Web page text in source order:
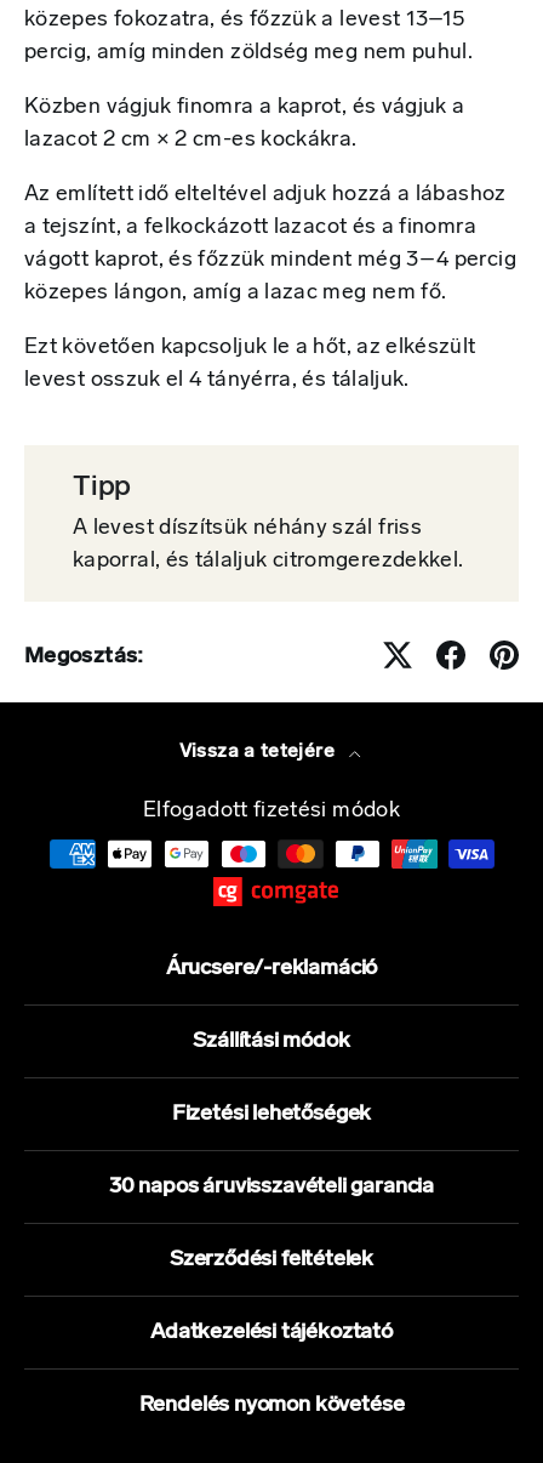
közepes fokozatra, és főzzük a levest 13–15
percig, amíg minden zöldség meg nem puhul.
Közben vágjuk finomra a kaprot, és vágjuk a
lazacot 2 cm × 2 cm-es kockákra.
Az említett idő elteltével adjuk hozzá a lábashoz
a tejszínt, a felkockázott lazacot és a finomra
vágott kaprot, és főzzük mindent még 3–4 percig
közepes lángon, amíg a lazac meg nem fő.
Ezt követően kapcsoljuk le a hőt, az elkészült
levest osszuk el 4 tányérra, és tálaljuk.
Tipp
A levest díszítsük néhány szál friss
kaporral, és tálaljuk citromgerezdekkel.
Megosztás:
Vissza a tetejére
Elfogadott fizetési módok
Árucsere/-reklamáció
Szállítási módok
Fizetési lehetőségek
30 napos áruvisszavételi garancia
Szerződési feltételek
Adatkezelési tájékoztató
Rendelés nyomon követése